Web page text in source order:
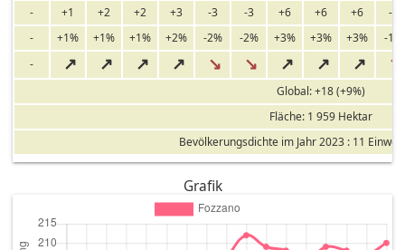
-
+1 +2 +2 +3 -3 -3 +6 +6 +6
-3
-
+1% +1% +1% +2% -2% -2% +3% +3% +3%
-1%
-
↗ ↗ ↗ ↗ ↘ ↘ ↗ ↗ ↗ ↘
Global: +18 (+9%)
Fläche: 1 959 Hektar
Bevölkerungsdichte im Jahr 2023 : 11
Grafik